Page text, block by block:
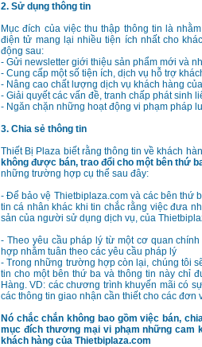
2. Sử dụng thông tin
Mục đích của việc thu thập thông tin là
điện tử mang lại nhiều tiện ích nhất cho
động sau:
- Gửi newsletter giới thiệu sản phẩm mới và
- Cung cấp một số tiện ích, dịch vụ hỗ trợ
- Nâng cao chất lượng dịch vụ khách hàng
- Giải quyết các vấn đề, tranh chấp phát sinh
- Ngăn chặn những hoạt động vi phạm pháp
3. Chia sẻ thông tin
Thiết Bị Plaza biết rằng thông tin về khách
không được bán, trao đổi cho một bên thứ
những trường hợp cụ thể sau đây:
- Để bảo vệ Thietbiplaza.com và các bên thứ
tin cá nhân khác khi tin chắc rằng việc đưa
sản của người sử dụng dịch vụ, của
- Theo yêu cầu pháp l‎ý từ một cơ quan
hợp nhằm tuân theo các yêu cầu pháp l‎ý
- Trong những trường hợp còn lại, chúng tôi
tin cho một bên thứ ba và thông tin này chỉ
Hàng. VD: các chương trình khuyến mãi có
các thông tin giao nhận cần thiết cho các đơn
Nó chắc chắn không bao gồm việc bán,
mục đích thương mại vi phạm những cam
khách hàng của Thietbiplaza.com